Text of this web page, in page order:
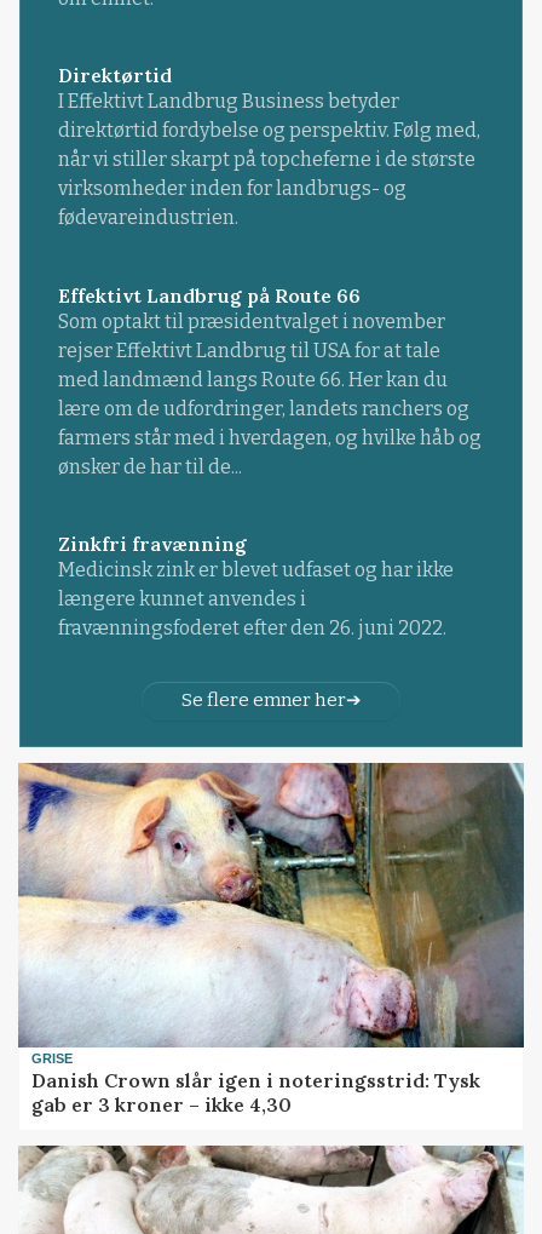
Direktørtid
I Effektivt Landbrug Business betyder
direktørtid fordybelse og perspektiv. Følg med,
når vi stiller skarpt på topcheferne i de største
virksomheder inden for landbrugs- og
fødevareindustrien.
Effektivt Landbrug på Route 66
Som optakt til præsidentvalget i november
rejser Effektivt Landbrug til USA for at tale
med landmænd langs Route 66. Her kan du
lære om de udfordringer, landets ranchers og
farmers står med i hverdagen, og hvilke håb og
ønsker de har til de...
Zinkfri fravænning
Medicinsk zink er blevet udfaset og har ikke
længere kunnet anvendes i
fravænningsfoderet efter den 26. juni 2022.
Se flere emner her
GRISE
Danish Crown slår igen i noteringsstrid: Tysk
gab er 3 kroner – ikke 4,30